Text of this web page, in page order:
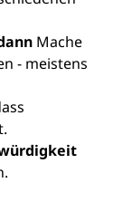
Mache
- meistens